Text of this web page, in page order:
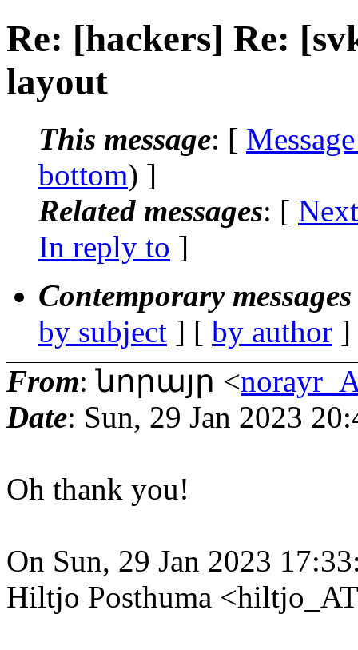
Re: [hackers] Re:
layout
This message: [
bottom) ]
Related messages: [
In reply to ]
Contemporary
by subject ] [ by author
From: նորայր <
Date: Sun, 29 Jan 2023
Oh thank you!
On Sun, 29 Jan 2023
Hiltjo Posthuma